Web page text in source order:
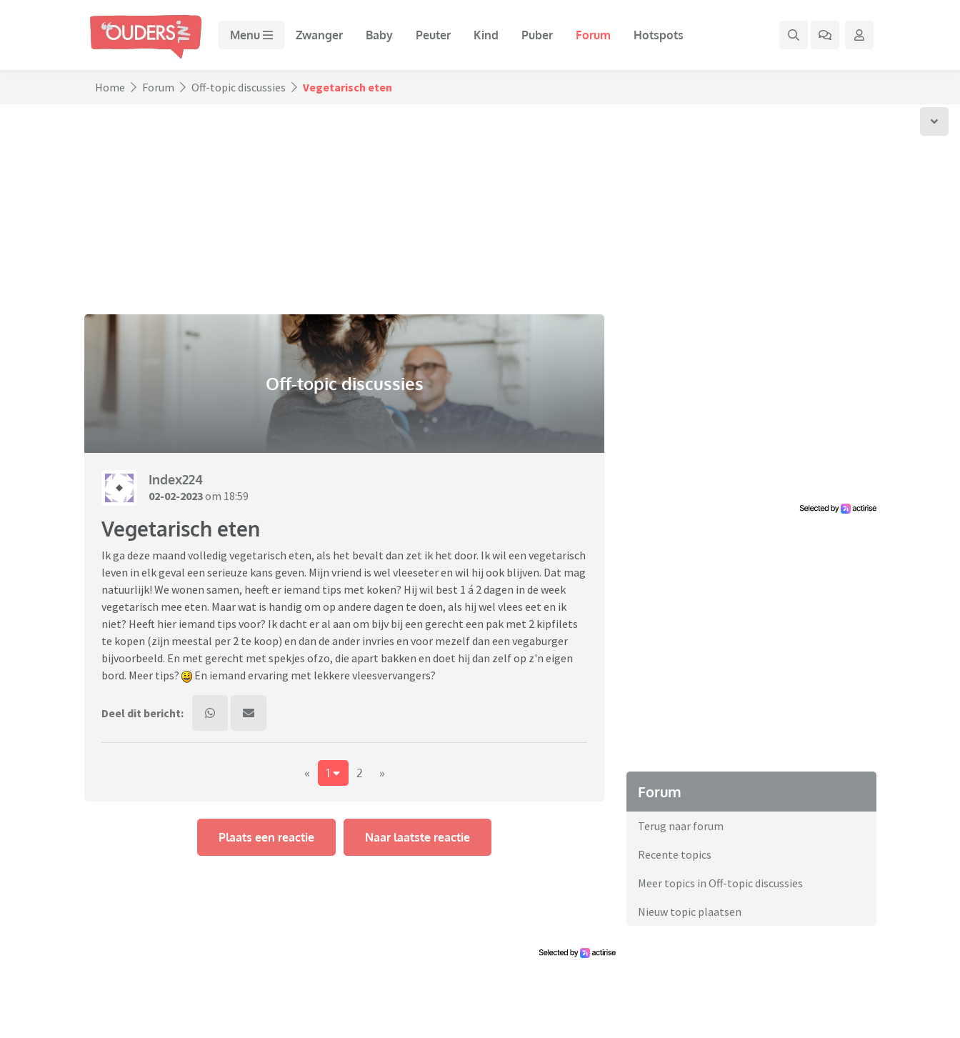
Menu Zwanger Baby Peuter Kind Puber Forum Hotspots
Home Forum Off-topic discussies Vegetarisch eten
Off-topic discussies
Index224
02-02-2023om 18:59
Vegetarisch eten
Ik ga deze maand volledig vegetarisch eten, als het bevalt dan zet ik het door. Ik wil een vegetarisch
leven in elk geval een serieuze kans geven. Mijn vriend is wel vleeseter en wil hij ook blijven. Dat mag
natuurlijk! We wonen samen, heeft er iemand tips met koken? Hij wil best 1 á 2 dagen in de week
vegetarisch mee eten. Maar wat is handig om op andere dagen te doen, als hij wel vlees eet en ik
niet? Heeft hier iemand tips voor? Ik dacht er al aan om bijv bij een gerecht een pak met 2 kipfilets
te kopen (zijn meestal per 2 te koop) en dan de ander invries en voor mezelf dan een vegaburger
bijvoorbeeld. En met gerecht met spekjes ofzo, die apart bakken en doet hij dan zelf op z'n eigen
bord. Meer tips?
En iemand ervaring met lekkere vleesvervangers?
Deel dit bericht:
« 1 2 »
Plaats een reactie Naar laatste reactie
Forum
Terug naar forum
Recente topics
Meer topics in Off-topic discussies
Nieuw topic plaatsen